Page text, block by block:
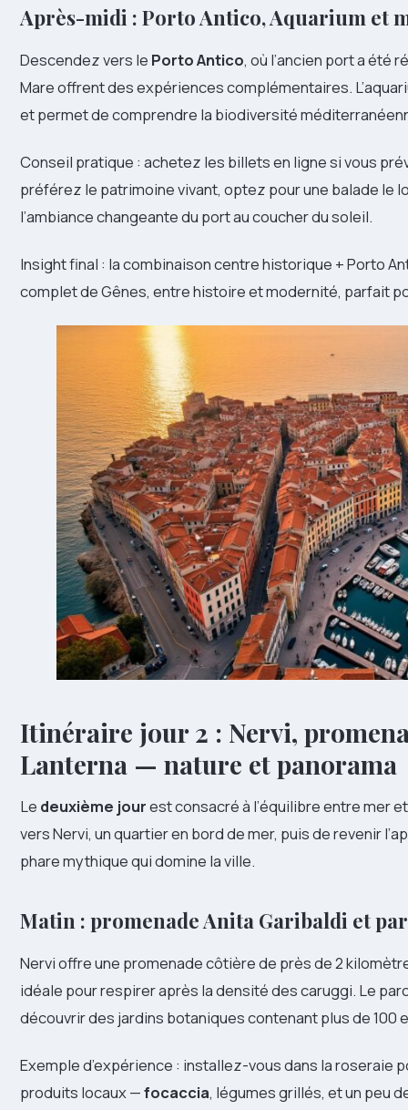
Après-midi : Porto Antico, Aquarium et
Descendez vers le Porto Antico, où l’ancien port a été
Mare offrent des expériences complémentaires.
et permet de comprendre la biodiversité
Conseil pratique : achetez les billets en ligne si vous
préférez le patrimoine vivant, optez pour une balade le
l’ambiance changeante du port au coucher du soleil.
Insight final : la combinaison centre historique + Porto
complet de Gênes, entre histoire et modernité, parfait
Itinéraire jour 2 : Nervi,
Lanterna — nature et panorama
Le deuxième jourest consacré à l’équilibre entre mer
vers Nervi, un quartier en bord de mer, puis de revenir
phare mythique qui domine la ville.
Matin : promenade Anita Garibaldi et
Nervi offre une promenade côtière de près de 2
idéale pour respirer après la densité des caruggi. Le
découvrir des jardins botaniques contenant plus de 100
Exemple d’expérience : installez-vous dans la roseraie
produits locaux —focaccia, légumes grillés, et un peu